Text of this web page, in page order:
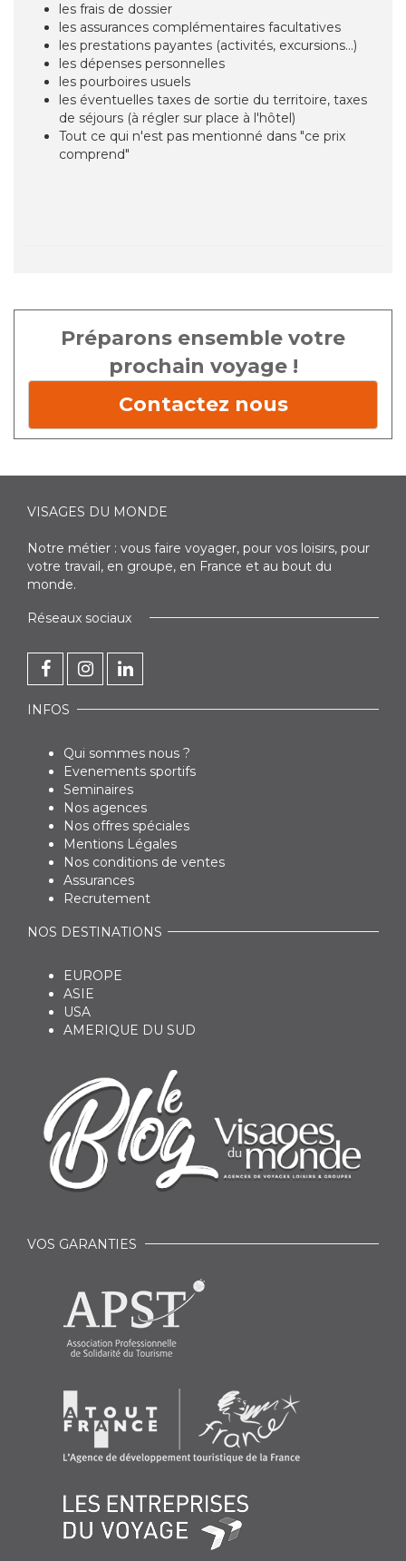
les frais de dossier
les assurances complémentaires facultatives
les prestations payantes (activités, excursions...)
les dépenses personnelles
les pourboires usuels
les éventuelles taxes de sortie du territoire, taxes
de séjours (à régler sur place à l'hôtel)
Tout ce qui n'est pas mentionné dans "ce prix
comprend"
Préparons ensemble votre
prochain voyage !
Contactez nous
VISAGES DU MONDE
Notre métier : vous faire voyager, pour vos loisirs, pour
votre travail, en groupe, en France et au bout du
monde.
Réseaux sociaux
INFOS
Qui sommes nous ?
Evenements sportifs
Seminaires
Nos agences
Nos offres spéciales
Mentions Légales
Nos conditions de ventes
Assurances
Recrutement
NOS DESTINATIONS
EUROPE
ASIE
USA
AMERIQUE DU SUD
VOS GARANTIES